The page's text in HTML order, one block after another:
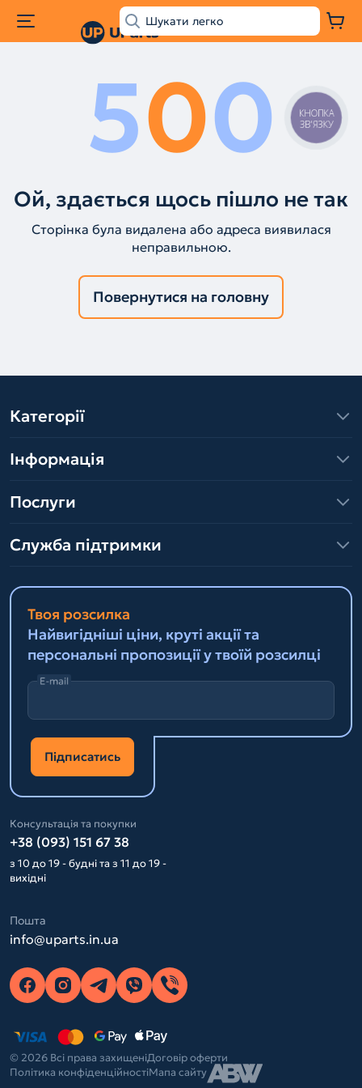
500
Ой, здається щось пішло не так
Сторінка була видалена або адреса виявилася
неправильною.
Повернутися на головну
Категорії
Інформація
Послуги
Служба підтримки
Твоя розсилка
Найвигідніші ціни, круті акції та
персональні пропозиції у твоїй розсилці
E-mail
Підписатись
Консультація та покупки
+38 (093) 151 67 38
з 10 до 19 - будні та з 11 до 19 -
вихідні
Пошта
info@uparts.in.ua
© 2026 Всі права захищеніДоговір оферти
Політика конфіденційностіМапа сайту
КНОПКА
ЗВ'ЯЗКУ